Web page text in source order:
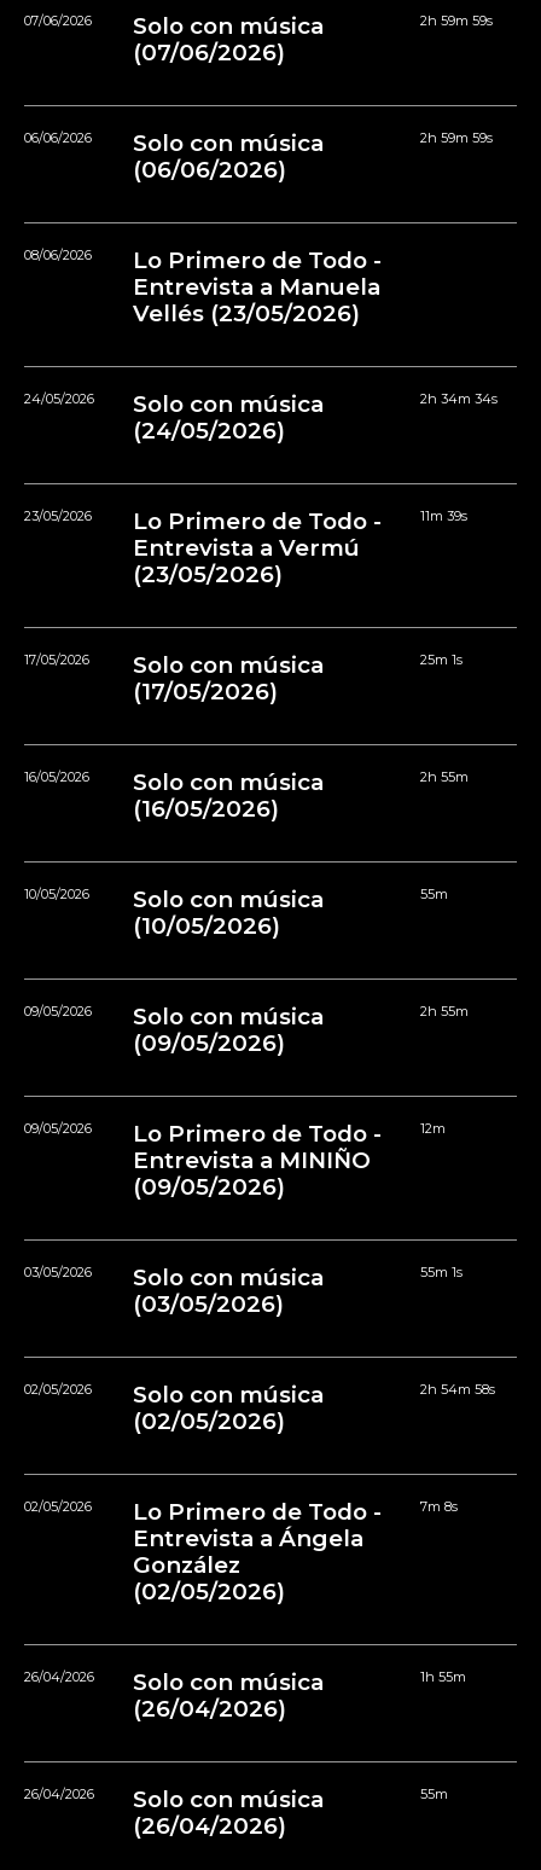
07/06/2026
Solo con música
(07/06/2026)
2h 59m 59s
06/06/2026
Solo con música
(06/06/2026)
2h 59m 59s
08/06/2026
Lo Primero de Todo -
Entrevista a Manuela
Vellés (23/05/2026)
24/05/2026
Solo con música
(24/05/2026)
2h 34m 34s
23/05/2026
Lo Primero de Todo -
Entrevista a Vermú
(23/05/2026)
11m 39s
17/05/2026
Solo con música
(17/05/2026)
25m 1s
16/05/2026
Solo con música
(16/05/2026)
2h 55m
10/05/2026
Solo con música
(10/05/2026)
55m
09/05/2026
Solo con música
(09/05/2026)
2h 55m
09/05/2026
Lo Primero de Todo -
Entrevista a MINIÑO
(09/05/2026)
12m
03/05/2026
Solo con música
(03/05/2026)
55m 1s
02/05/2026
Solo con música
(02/05/2026)
2h 54m 58s
02/05/2026
Lo Primero de Todo -
Entrevista a Ángela
González
(02/05/2026)
7m 8s
26/04/2026
Solo con música
(26/04/2026)
1h 55m
26/04/2026
Solo con música
(26/04/2026)
55m